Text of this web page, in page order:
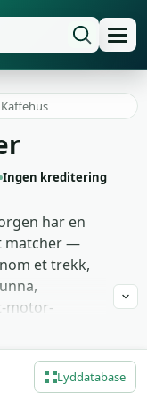
Kaffehus
Ingen kreditering
har en
matcher —
et trekk,
motor-
jakter på
høyere,Lyddatabase